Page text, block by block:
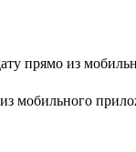
прямо из